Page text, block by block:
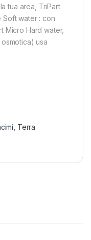
tua area, TriPart
Soft water : con
Micro Hard water,
usa
Terra